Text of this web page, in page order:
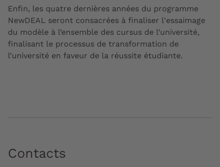
Enfin, les quatre dernières années du programme
NewDEAL seront consacrées à finaliser l'essaimage
du modèle à l’ensemble des cursus de l’université,
finalisant le processus de transformation de
l’université en faveur de la réussite étudiante.
Contacts